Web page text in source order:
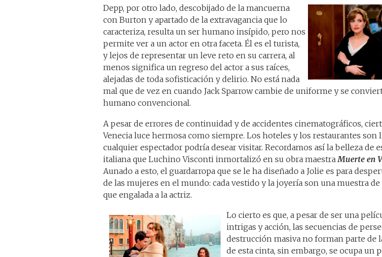
Depp, por otro lado, descobijado de la mancuerna
con Burton y apartado de la extravagancia que lo
caracteriza, resulta un ser humano insípido, pero nos
permite ver a un actor en otra faceta. Él es el turista,
y lejos de representar un leve reto en su carrera, al
menos significa un regreso del actor a sus raíces,
alejadas de toda sofisticación y delirio. No está nada
mal que de vez en cuando Jack Sparrow cambie de uniforme y se
humano convencional.
A pesar de errores de continuidad y de accidentes cinematográficos,
Venecia luce hermosa como siempre. Los hoteles y los restaurantes son
cualquier espectador podría desear visitar. Recordamos así la belleza de
italiana que Luchino Visconti inmortalizó en su obra maestra Muerte en
Aunado a esto, el guardarropa que se le ha diseñado a Jolie es para
de las mujeres en el mundo: cada vestido y la joyería son una muestra
que engalada a la actriz.
Lo cierto es que, a pesar de ser una
intrigas y acción, las secuencias de
destrucción masiva no forman parte de
de esta cinta, sin embargo, se ocupa un